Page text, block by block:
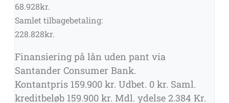
68.928kr.
Samlet tilbagebetaling:
228.828kr.
Finansiering på lån uden pant via
Santander Consumer Bank.
Kontantpris 159.900 kr. Udbet. 0 kr. Saml.
kreditbeløb 159.900 kr. Mdl. ydelse 2.384 Kr.